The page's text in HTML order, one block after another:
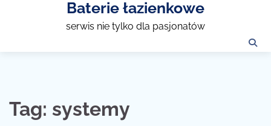
Baterie łazienkowe
serwis nie tylko dla pasjonatów
Tag: systemy